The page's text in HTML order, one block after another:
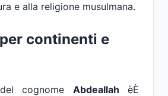
e alla religione musulmana.
continenti e
cognome Abdeallah èÈ